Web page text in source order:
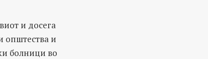
и досега
општества и
болници во